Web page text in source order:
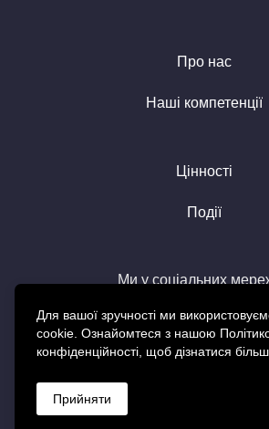
Про нас
Наші компетенції
Цінності
Події
Ми у соціальних
Для вашої зручності ми
cookie. Ознайомтеся з нашою
конфіденційності, щоб дізнатися
Прийняти